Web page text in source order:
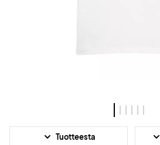
Tuotteesta